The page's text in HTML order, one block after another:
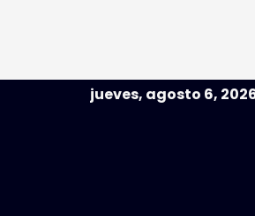
jueves, agosto 6,